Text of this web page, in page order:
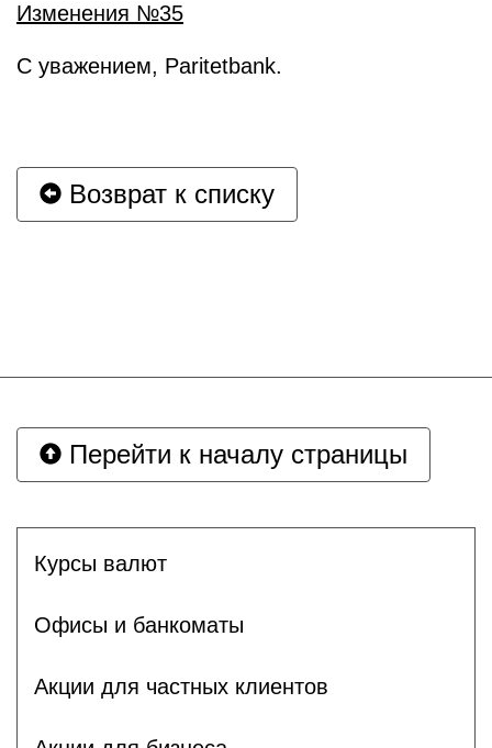
Изменения №35
С уважением, Paritetbank.
Возврат к списку
Перейти к началу страницы
Курсы валют
Офисы и банкоматы
Акции для частных клиентов